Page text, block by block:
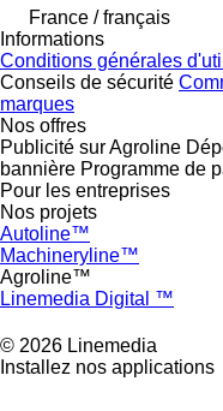
France / français
Informations
Conditions générales
Conseils de sécurité
marques
Nos offres
Publicité sur Agroline
bannière Programme de
Pour les entreprises
Nos projets
Autoline™
Machineryline™
Agroline™
Linemedia Digital ™
© 2026 Linemedia
Installez nos applications